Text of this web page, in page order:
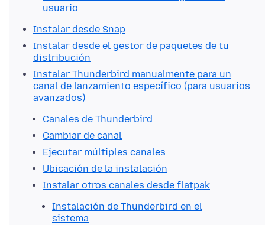
usuario
Instalar desde Snap
Instalar desde el gestor de paquetes de tu
distribución
Instalar Thunderbird manualmente para un
canal de lanzamiento específico (para usuarios
avanzados)
Canales de Thunderbird
Cambiar de canal
Ejecutar múltiples canales
Ubicación de la instalación
Instalar otros canales desde flatpak
Instalación de Thunderbird en el
sistema